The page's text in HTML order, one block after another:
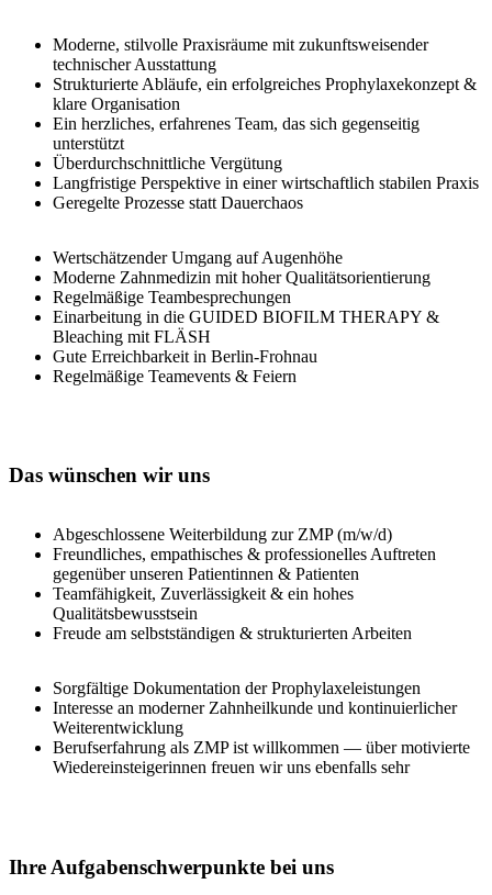
Moderne, stilvolle Praxisräume mit zukunftsweisender
technischer Ausstattung
Strukturierte Abläufe, ein erfolgreiches Prophylaxekonzept &
klare Organisation
Ein herzliches, erfahrenes Team, das sich gegenseitig
unterstützt
Überdurchschnittliche Vergütung
Langfristige Perspektive in einer wirtschaftlich stabilen Praxis
Geregelte Prozesse statt Dauerchaos
Wertschätzender Umgang auf Augenhöhe
Moderne Zahnmedizin mit hoher Qualitätsorientierung
Regelmäßige Teambesprechungen
Einarbeitung in die GUIDED BIOFILM THERAPY &
Bleaching mit FLÄSH
Gute Erreichbarkeit in Berlin-Frohnau
Regelmäßige Teamevents & Feiern
Das wünschen wir uns
Abgeschlossene Weiterbildung zur ZMP (m/w/d)
Freundliches, empathisches & professionelles Auftreten
gegenüber unseren Patientinnen & Patienten
Teamfähigkeit, Zuverlässigkeit & ein hohes
Qualitätsbewusstsein
Freude am selbstständigen & strukturierten Arbeiten
Sorgfältige Dokumentation der Prophylaxeleistungen
Interesse an moderner Zahnheilkunde und kontinuierlicher
Weiterentwicklung
Berufserfahrung als ZMP ist willkommen — über motivierte
Wiedereinsteigerinnen freuen wir uns ebenfalls sehr
Ihre Aufgabenschwerpunkte bei uns